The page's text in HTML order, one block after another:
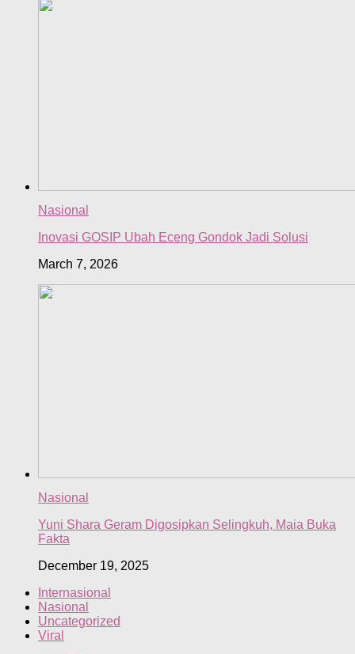
Nasional
Inovasi GOSIP Ubah Eceng Gondok Jadi Solusi
March 7, 2026
Nasional
Yuni Shara Geram Digosipkan Selingkuh, Maia Buka
Fakta
December 19, 2025
Internasional
Nasional
Uncategorized
Viral